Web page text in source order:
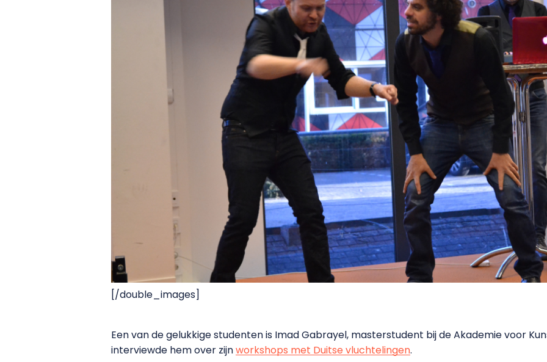
[/double_images]
Een van de gelukkige studenten is Imad Gabrayel, masterstudent bij de Akademie voor
interviewde hem over zijnworkshops met Duitse vluchtelingen.